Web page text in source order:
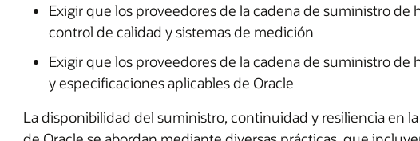
Exigir que los proveedores de la cadena de suministro
control de calidad y sistemas de medición
Exigir que los proveedores de la cadena de suministro
y especificaciones aplicables de Oracle
La disponibilidad del suministro, continuidad y resiliencia en